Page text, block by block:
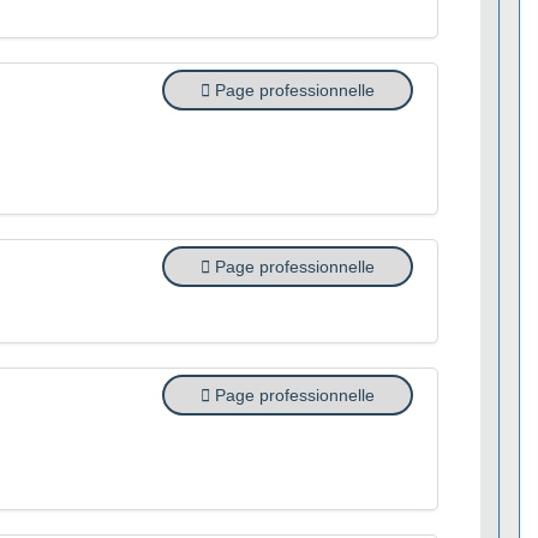
Page professionnelle
Page professionnelle
Page professionnelle